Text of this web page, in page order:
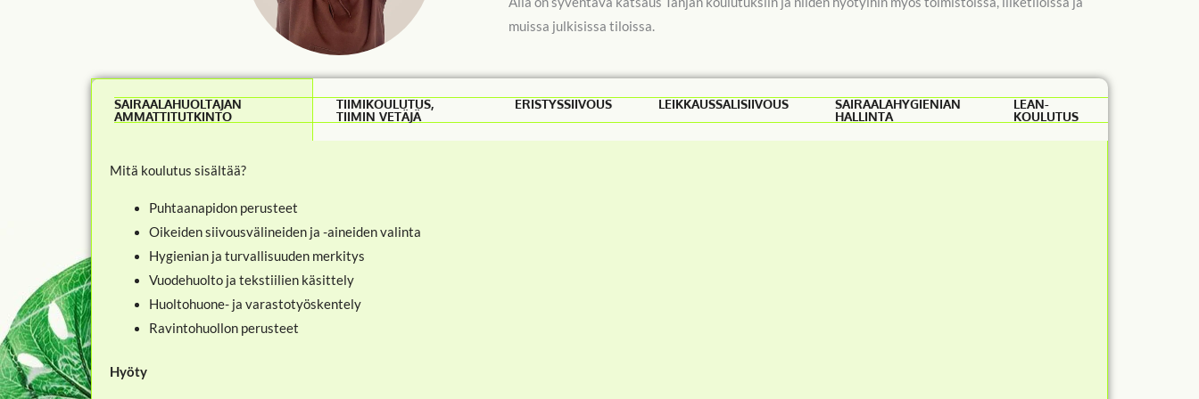
muissa julkisissa tiloissa.
SAIRAALAHUOLTAJAN
AMMATTITUTKINTO
TIIMIKOULUTUS,
TIIMIN VETÄJÄ
ERISTYSSIIVOUS LEIKKAUSSALISIIVOUS SAIRAALAHYGIENIAN
HALLINTA
LEAN-
KOULUTUS
Mitä koulutus sisältää?
Puhtaanapidon perusteet
Oikeiden siivousvälineiden ja -aineiden valinta
Hygienian ja turvallisuuden merkitys
Vuodehuolto ja tekstiilien käsittely
Huoltohuone- ja varastotyöskentely
Ravintohuollon perusteet
Hyöty